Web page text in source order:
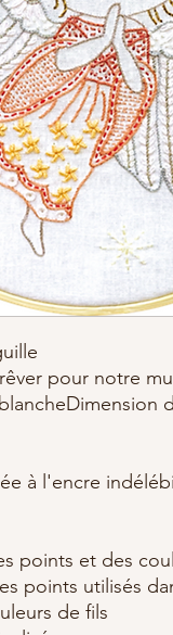
pour notre
à l'encre
points et des
points utilisés
de fils